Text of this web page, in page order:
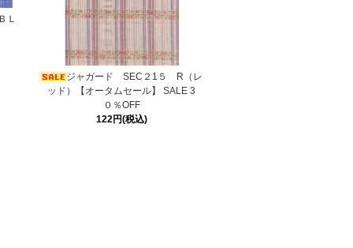
Ｌ
ジャガード SEC２1５ R（レ
ッド）【オータムセール】 SALE 3
０％OFF
122円(税込)